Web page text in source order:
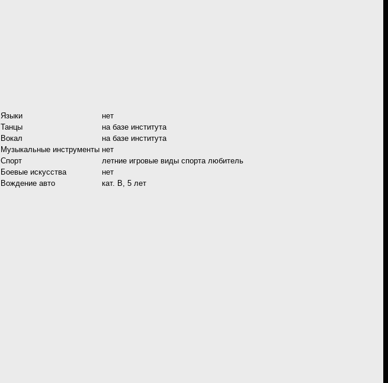
Языки
нет
Танцы
на базе института
Вокал
на базе института
Музыкальные инструменты нет
Спорт
летние игровые виды спорта любитель
Боевые искусства
нет
Вождение авто
кат. B, 5 лет